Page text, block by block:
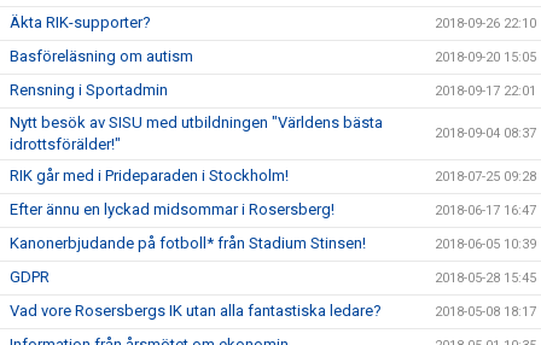
Äkta RIK-supporter? 2018-09-26 22:10
Basföreläsning om autism 2018-09-20 15:05
Rensning i Sportadmin 2018-09-17 22:01
Nytt besök av SISU med utbildningen "Världens bästa
idrottsförälder!"
2018-09-04 08:37
RIK går med i Prideparaden i Stockholm! 2018-07-25 09:28
Efter ännu en lyckad midsommar i Rosersberg! 2018-06-17 16:47
Kanonerbjudande på fotboll* från Stadium Stinsen! 2018-06-05 10:39
GDPR 2018-05-28 15:45
Vad vore Rosersbergs IK utan alla fantastiska ledare? 2018-05-08 18:17